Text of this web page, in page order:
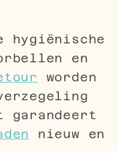
hygiënische
en
worden
nieuw en